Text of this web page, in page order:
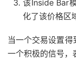
该Inside Bar
化了该价格区
当一个交易设置
一个积极的信号，